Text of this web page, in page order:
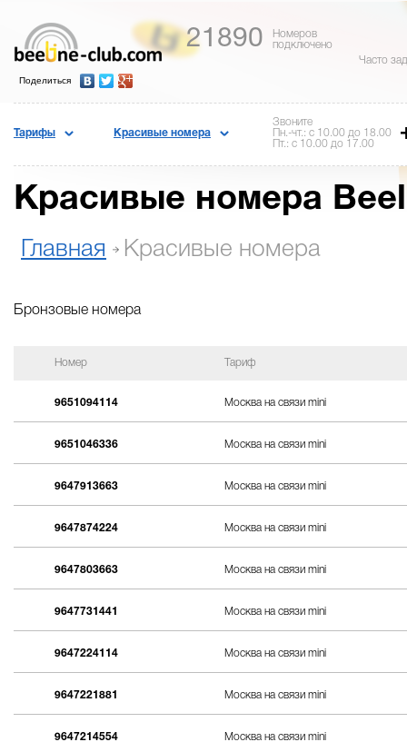
Поделиться
21890
Номеров
подключено
Часто
Тарифы Красивые номера
Звоните
Пн.-чт.: с 10.00 до 18.00
Пт.: с 10.00 до 17.00
Красивые номера
Главная Красивые номера
Бронзовые номера
Номер Тариф
9651094114 Москва на связи mini
9651046336 Москва на связи mini
9647913663 Москва на связи mini
9647874224 Москва на связи mini
9647803663 Москва на связи mini
9647731441 Москва на связи mini
9647224114 Москва на связи mini
9647221881 Москва на связи mini
9647214554 Москва на связи mini